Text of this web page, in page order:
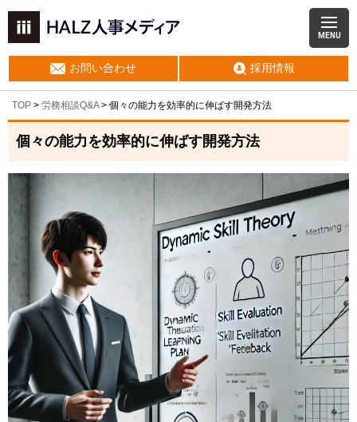
MENU
お問い合わせ 採用情報
TOP > 労務相談Q&A> 個々の能力を効率的に伸ばす開発方法
個々の能力を効率的に伸ばす開発方法